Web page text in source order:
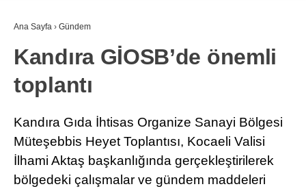
Ana Sayfa › Gündem
Kandıra GİOSB’de önemli
toplantı
Kandıra Gıda İhtisas Organize Sanayi Bölgesi
Müteşebbis Heyet Toplantısı, Kocaeli Valisi
İlhami Aktaş başkanlığında gerçekleştirilerek
bölgedeki çalışmalar ve gündem maddeleri